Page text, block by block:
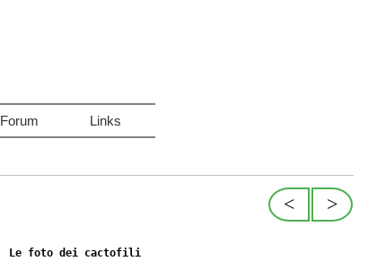
Forum Links
>
<
Le foto dei cactofili